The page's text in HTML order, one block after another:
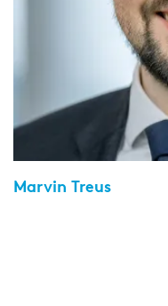
Marvin Treus